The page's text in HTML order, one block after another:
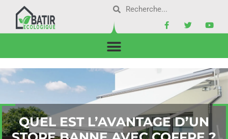
QUEL EST L’AVANTAGE D’UN